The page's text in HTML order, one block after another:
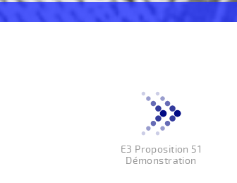
E3 Proposition 51
Démonstration